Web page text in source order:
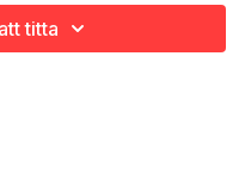
på rygg. Via knästående
titta